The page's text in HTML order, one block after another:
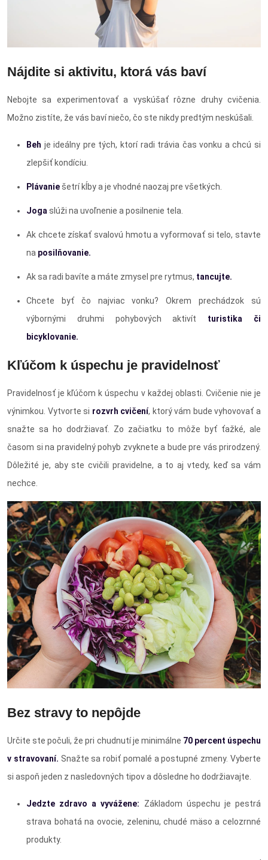
Nájdite si aktivitu, ktorá vás baví
Nebojte sa experimentovať a vyskúšať rôzne druhy cvičenia.
Možno zistíte, že vás baví niečo, čo ste nikdy predtým neskúšali.
Beh je ideálny pre tých, ktorí radi trávia čas vonku a chcú si
zlepšiť kondíciu.
Plávaniešetrí kĺby a je vhodné naozaj pre všetkých.
Joga slúži na uvoľnenie a posilnenie tela.
Ak chcete získať svalovú hmotu a vyformovať si telo, stavte
na posilňovanie.
Ak sa radi bavíte a máte zmysel pre rytmus, tancujte.
Chcete byť čo najviac vonku? Okrem prechádzok sú
výbornými druhmi pohybových aktivít turistika či
bicyklovanie.
Kľúčom k úspechu je pravidelnosť
Pravidelnosť je kľúčom k úspechu v každej oblasti. Cvičenie nie je
výnimkou. Vytvorte si rozvrh cvičení, ktorý vám bude vyhovovať a
snažte sa ho dodržiavať. Zo začiatku to môže byť ťažké, ale
časom si na pravidelný pohyb zvyknete a bude pre vás prirodzený.
Dôležité je, aby ste cvičili pravidelne, a to aj vtedy, keď sa vám
nechce.
Bez stravy to nepôjde
Určite ste počuli, že pri chudnutí je minimálne 70 percent úspechu
v stravovaní. Snažte sa robiť pomalé a postupné zmeny. Vyberte
si aspoň jeden z nasledovných tipov a dôsledne ho dodržiavajte.
Jedzte zdravo a vyvážene: Základom úspechu je pestrá
strava bohatá na ovocie, zeleninu, chudé mäso a celozrnné
produkty.